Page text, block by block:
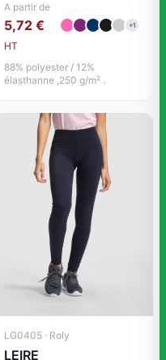
A partir de
5,72 €
HT
+1
88% polyester / 12%
élasthanne ,250 g/m² .
LG0405 · Roly
LEIRE